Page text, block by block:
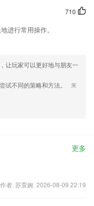
710
进行常用操作。
让玩家可以更好地与朋友一
试不同的策略和方法。
来
更多
作者: 苏萱婉 2026-08-09 22:19